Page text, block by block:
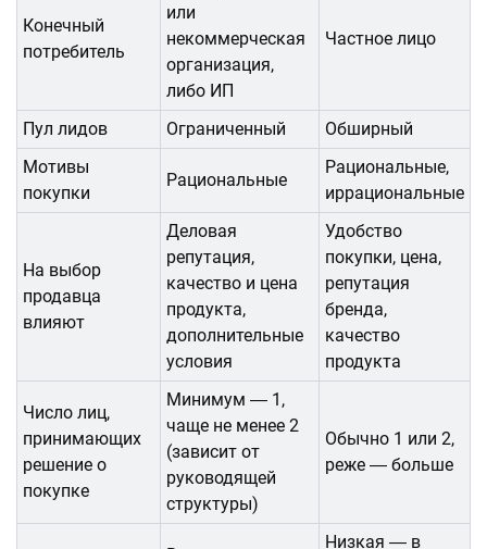
Конечный
потребитель
или
некоммерческая
организация,
либо ИП
Частное лицо
Пул лидов Ограниченный
Обширный
Мотивы
покупки
Рациональные
Рациональные,
иррациональные
На выбор
продавца
влияют
Деловая
репутация,
качество и цена
продукта,
дополнительные
условия
Удобство
покупки, цена,
репутация
бренда,
качество
продукта
Число лиц,
принимающих
решение о
покупке
Минимум ― 1,
чаще не менее 2
(зависит от
руководящей
структуры)
Обычно 1 или 2,
реже ― больше
Низкая ― в